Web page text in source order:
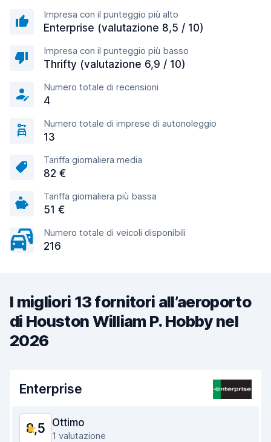
Impresa con il punteggio più alto
Enterprise (valutazione 8,5 / 10)
Impresa con il punteggio più basso
Thrifty (valutazione 6,9 / 10)
Numero totale di recensioni
4
Numero totale di imprese di autonoleggio
13
Tariffa giornaliera media
82 €
Tariffa giornaliera più bassa
51 €
Numero totale di veicoli disponibili
216
I migliori 13 fornitori all’aeroporto
di Houston William P. Hobby nel
2026
Enterprise
8,5 Ottimo
1 valutazione